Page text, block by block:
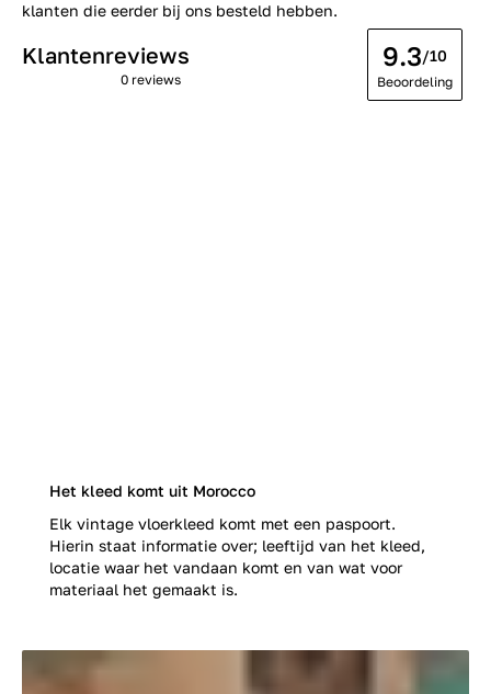
klanten die eerder bij ons besteld hebben.
Het kleed komt uit Morocco
Elk vintage vloerkleed komt met een paspoort.
Hierin staat informatie over; leeftijd van het kleed,
locatie waar het vandaan komt en van wat voor
materiaal het gemaakt is.
Klantenreviews
0 reviews
9.3/10
Beoordeling